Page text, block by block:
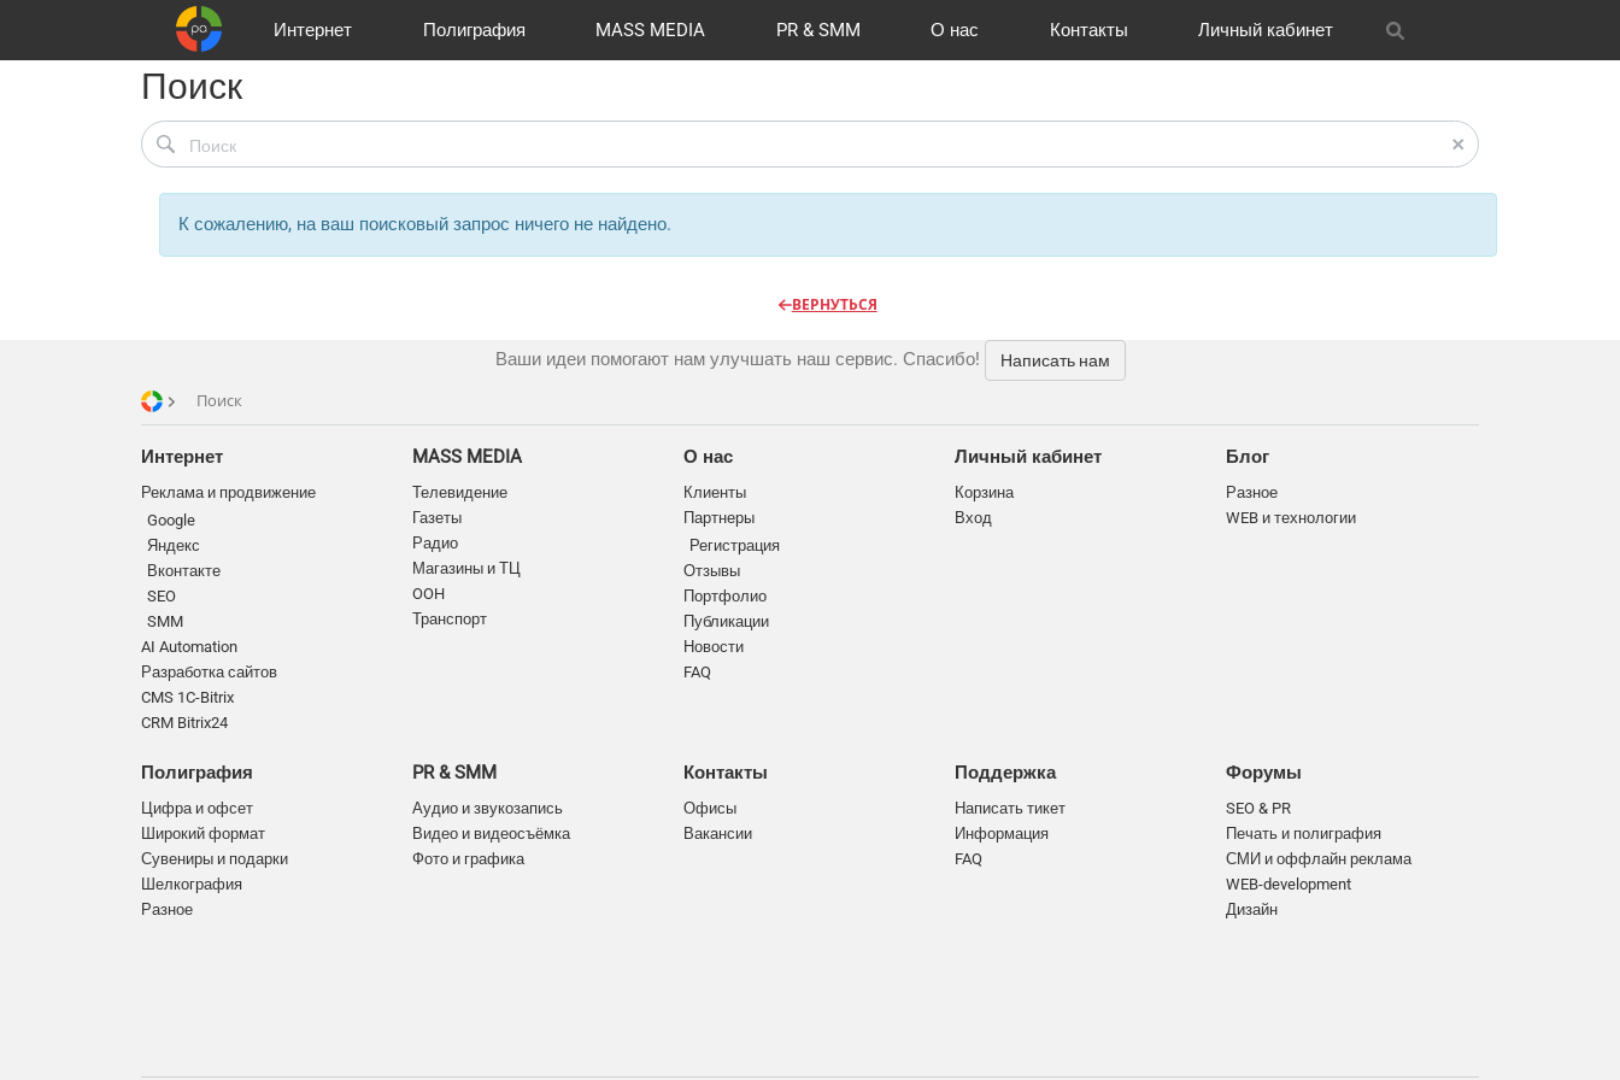
Интернет
Реклама и продвижение
Полиграфия
Цифра и офсет
MASS MEDIA
Телевидение
PR & SMM О нас
Клиенты
Контакты Личный кабинет
Поиск
К сожалению, на ваш поисковый запрос ничего не найдено.
ВЕРНУТЬСЯ
Ваши идеи помогают нам улучшать наш сервис. Спасибо! Написать нам
Поиск
Интернет
Реклама и продвижение
Google
Яндекс
Вконтакте
SEO
SMM
AI Automation
Разработка сайтов
CMS 1C-Bitrix
CRM Bitrix24
Полиграфия
Цифра и офсет
Широкий формат
Сувениры и подарки
Шелкография
Разное
MASS MEDIA
Телевидение
Газеты
Радио
Магазины и ТЦ
OOH
Транспорт
PR & SMM
Аудио и звукозапись
Видео и видеосъёмка
Фото и графика
О нас
Клиенты
Партнеры
Регистрация
Отзывы
Портфолио
Публикации
Новости
FAQ
Контакты
Офисы
Вакансии
Личный кабинет
Корзина
Вход
Поддержка
Написать тикет
Информация
FAQ
Блог
Разное
WEB и технологии
Форумы
SEO & PR
Печать и полиграфия
СМИ и оффлайн реклама
WEB-development
Дизайн